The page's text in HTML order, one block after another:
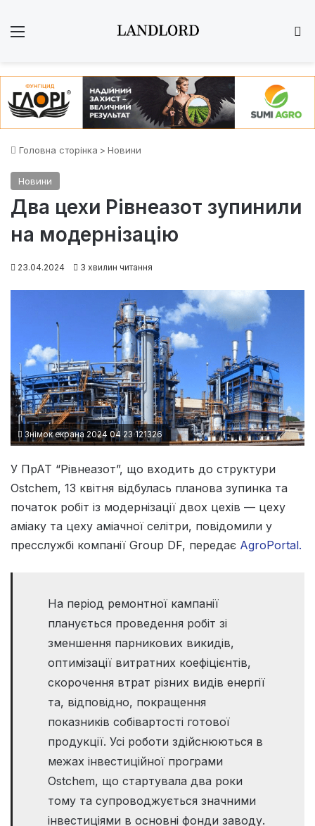
Головна сторінка > Новини
Новини
Два цехи Рівнеазот зупинили
на модернізацію
23.04.2024 3 хвилин читання
Знімок екрана 2024 04 23 121326
У ПрАТ “Рівнеазот”, що входить до структури
Ostchem, 13 квітня відбулась планова зупинка та
початок робіт із модернізації двох цехів — цеху
аміаку та цеху аміачної селітри, повідомили у
пресслужбі компанії Group DF, передає AgroPortal.
На період ремонтної кампанії
планується проведення робіт зі
зменшення парникових викидів,
оптимізації витратних коефіцієнтів,
скорочення втрат різних видів енергії
та, відповідно, покращення
показників собівартості готової
продукції. Усі роботи здійснюються в
межах інвестиційної програми
Ostchem, що стартувала два роки
тому та супроводжується значними
інвестиціями в основні фонди заводу.